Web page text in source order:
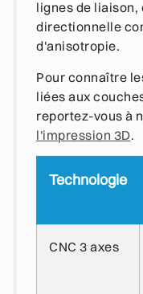
lignes de
directionnelle
d'anisotropie.
Pour connaître
liées aux
reportez-vous à
l'impression 3D.
Technologie
CNC 3 axes